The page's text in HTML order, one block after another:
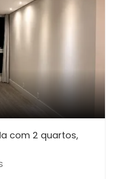
com 2 quartos,